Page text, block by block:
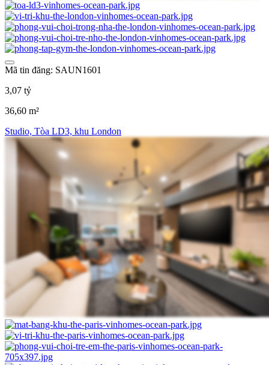
Mã tin đăng: SAUN1601
3,07 tỷ
36,60 m²
Studio, Tòa LD3, khu London